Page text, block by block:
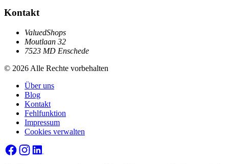
Kontakt
ValuedShops
Moutlaan 32
7523 MD Enschede
© 2026 Alle Rechte vorbehalten
Über uns
Blog
Kontakt
Fehlfunktion
Impressum
Cookies verwalten